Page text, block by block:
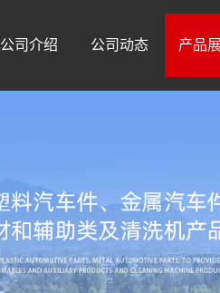
公司介绍 公司动态 产品